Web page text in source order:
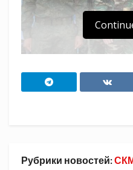
На базе детского
из школ
Рубрики новостей: